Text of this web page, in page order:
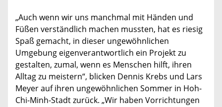
„Auch wenn wir uns manchmal mit Händen und
Füßen verständlich machen mussten, hat es riesig
Spaß gemacht, in dieser ungewöhnlichen
Umgebung eigenverantwortlich ein Projekt zu
gestalten, zumal, wenn es Menschen hilft, ihren
Alltag zu meistern“, blicken Dennis Krebs und Lars
Meyer auf ihren ungewöhnlichen Sommer in Hoh-
Chi-Minh-Stadt zurück. „Wir haben Vorrichtungen